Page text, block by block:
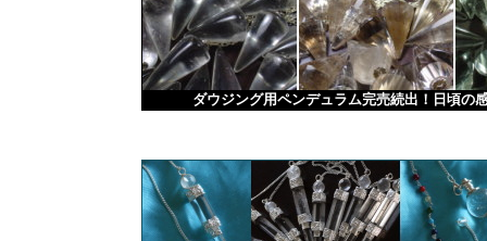
ダウジング用ペンデュラム完売続出！日頃の